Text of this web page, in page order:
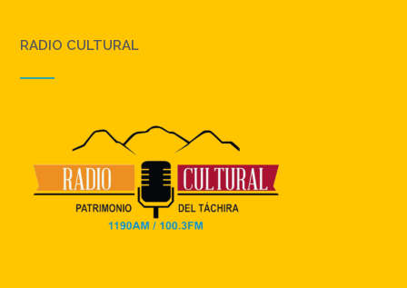
RADIO CULTURAL